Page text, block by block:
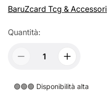
BaruZcard Tcg & Accessori
Quantità:
🟢🟢🟢 Disponibilità alta